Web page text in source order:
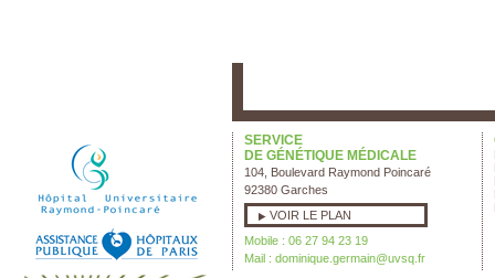
SERVICE
DE GÉNÉTIQUE MÉDICALE
104, Boulevard Raymond Poincaré
92380 Garches
VOIR LE PLAN
Mobile : 06 27 94 23 19
Mail : dominique.germain@uvsq.fr